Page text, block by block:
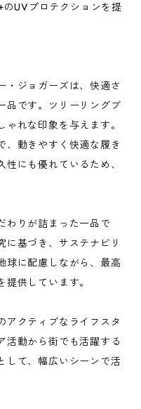
UVプロテクションを提
・ジョガーズは、快適さ
品です。ツリーリングブ
れな印象を与えます。
、動きやすく快適な履き
にも優れているため、
わりが詰まった一品で
基づき、サステナビリ
球に配慮しながら、最高
供しています。
アクティブなライフスタ
活動から街でも活躍する
して、幅広いシーンで活